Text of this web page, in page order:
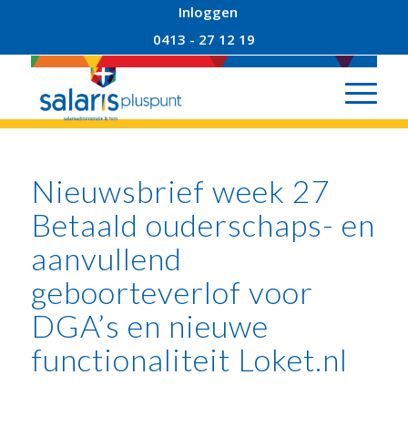
Inloggen
0413 - 27 12 19
Nieuwsbrief week 27
Betaald ouderschaps- en
aanvullend
geboorteverlof voor
DGA’s en nieuwe
functionaliteit Loket.nl